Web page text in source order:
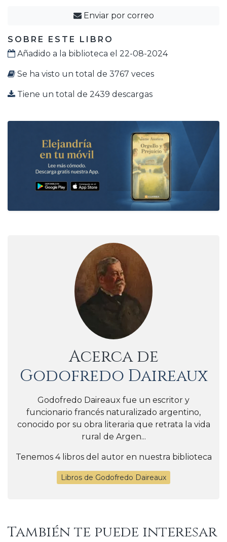
Enviar por correo
SOBRE ESTE LIBRO
Añadido a la biblioteca el 22-08-2024
Se ha visto un total de 3767 veces
Tiene un total de 2439 descargas
Acerca de
Godofredo Daireaux
Godofredo Daireaux fue un escritor y
funcionario francés naturalizado argentino,
conocido por su obra literaria que retrata la vida
rural de Argen...
Tenemos 4 libros del autor en nuestra biblioteca
Libros de Godofredo Daireaux
También te puede interesar